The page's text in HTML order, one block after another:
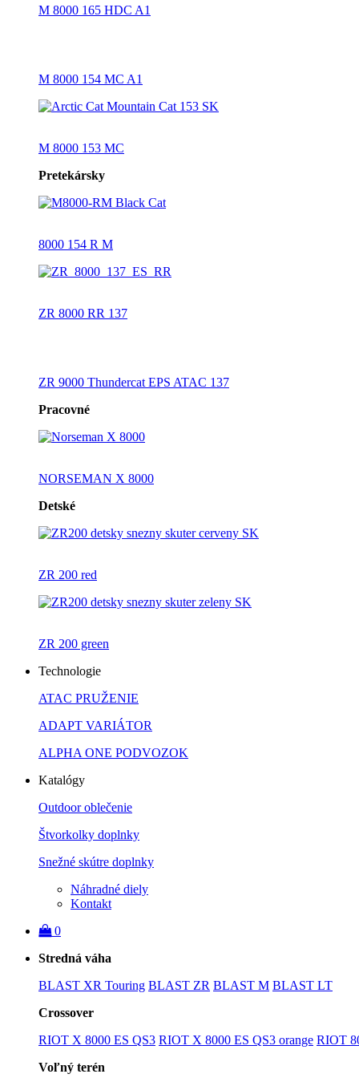
M 8000 165 HDC A1
M 8000 154 MC A1
M 8000 153 MC
Pretekársky
8000 154 R M
ZR 8000 RR 137
ZR 9000 Thundercat EPS ATAC 137
Pracovné
NORSEMAN X 8000
Detské
ZR 200 red
ZR 200 green
Technologie
ATAC PRUŽENIE
ADAPT VARIÁTOR
ALPHA ONE PODVOZOK
Katalógy
Outdoor oblečenie
Štvorkolky doplnky
Snežné skútre doplnky
Náhradné diely
Kontakt
0
Stredná váha
BLAST XR Touring BLAST ZR BLAST M BLAST LT
Crossover
RIOT X 8000 ES QS3 RIOT X 8000 ES QS3 orange RIOT
Voľný terén